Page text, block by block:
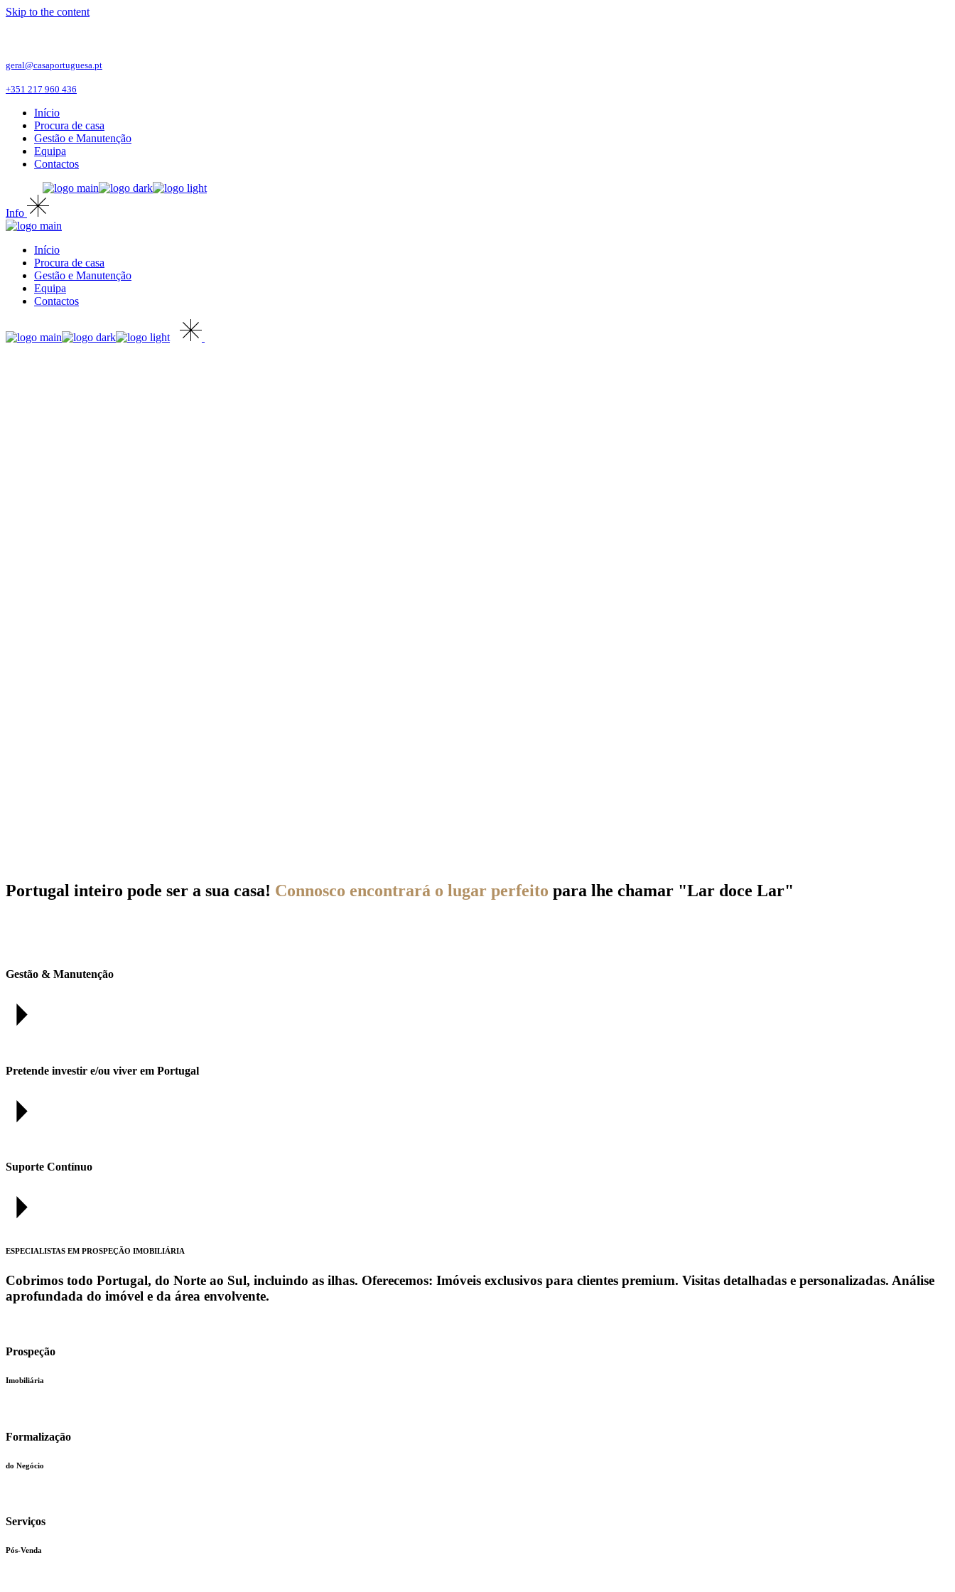
Skip to the content
geral@casaportuguesa.pt
+351 217 960 436
Início
Procura de casa
Gestão e Manutenção
Equipa
Contactos
Info
Início
Procura de casa
Gestão e Manutenção
Equipa
Contactos
Portugal inteiro pode ser a sua casa! Connosco encontrará o lugar perfeito para lhe chamar "Lar doce Lar"
Gestão & Manutenção
Pretende investir e/ou viver em Portugal
Suporte Contínuo
ESPECIALISTAS EM PROSPEÇÃO IMOBILIÁRIA
Cobrimos todo Portugal, do Norte ao Sul, incluindo as ilhas. Oferecemos: Imóveis exclusivos para clientes premium. Visitas detalhadas e personalizadas. Análise
aprofundada do imóvel e da área envolvente.
Prospeção
Imobiliária
Formalização
do Negócio
Serviços
Pós-Venda